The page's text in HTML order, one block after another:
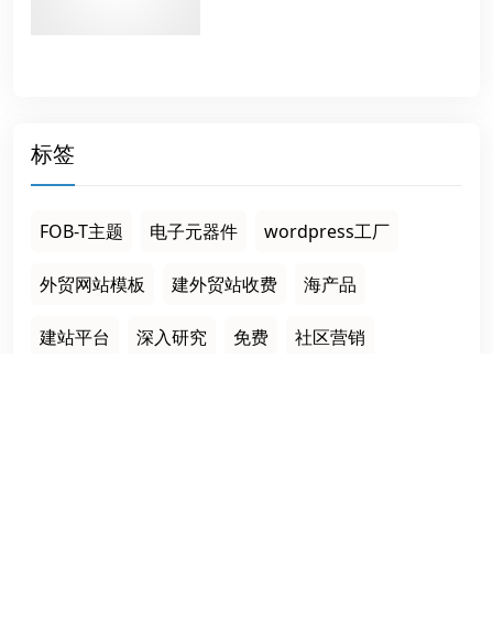
标签
FOB-T主题 电子元器件 wordpress工厂
外贸网站模板 建外贸站收费 海产品
建站平台 深入研究 免费 社区营销